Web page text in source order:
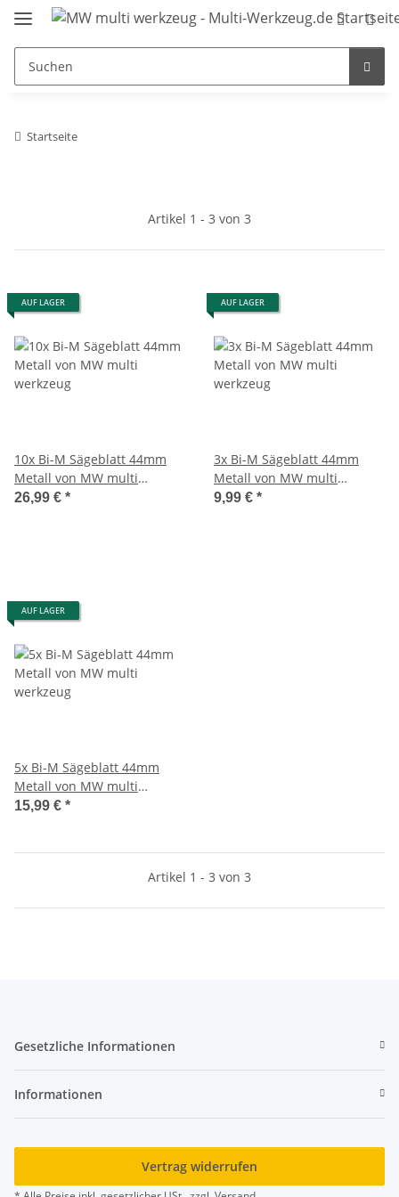
Startseite
Artikel 1 - 3 von 3
AUF LAGER
10x Bi-M Sägeblatt 44mm
Metall von MW multi
werkzeug
26,99 € *
AUF LAGER
3x Bi-M Sägeblatt 44mm
Metall von MW multi
werkzeug
9,99 € *
AUF LAGER
5x Bi-M Sägeblatt 44mm
Metall von MW multi
werkzeug
15,99 € *
Artikel 1 - 3 von 3
Gesetzliche Informationen
Informationen
Vertrag widerrufen